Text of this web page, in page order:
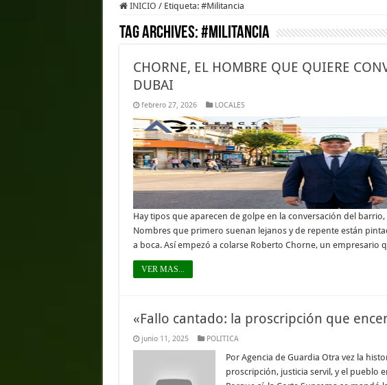
INICIO / Etiqueta: #Militancia
Tag Archives:#Militancia
CHORNE, EL HOMBRE QUE QUIERE
DUBAI
febrero 27, 2026 LOCALES
Hay tipos que aparecen de golpe en la conversación del
Nombres que primero suenan lejanos y de repente están
a boca. Así empezó a colarse Roberto Chorne, un empresario
VER MAS...
«Fallo cantado: la proscripción que
junio 11, 2025 POLITICA
Por Agencia de Guardia Otra vez la
proscripción, justicia servil, y el pueblo